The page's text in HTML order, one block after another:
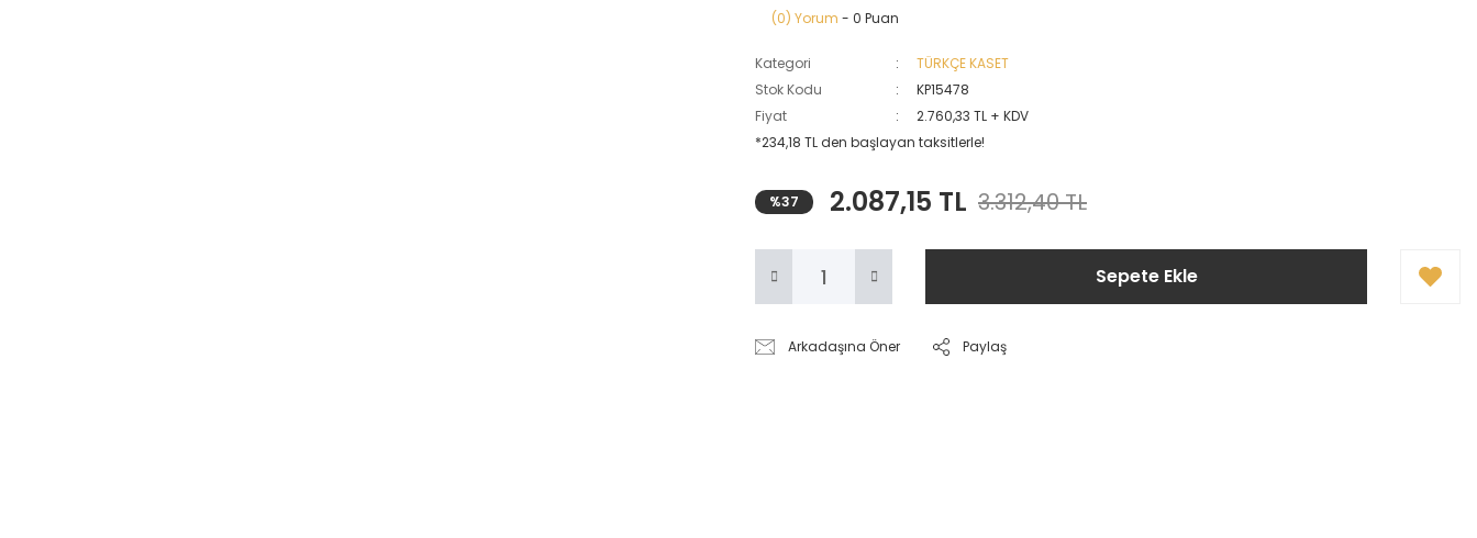
(0) Yorum - 0 Puan
Kategori
TÜRKÇE KASET
Stok Kodu
KP15478
Fiyat
2.760,33 TL + KDV
*234,18 TL den başlayan taksitlerle!
%37 2.087,15 TL 3.312,40 TL
Sepete Ekle
Arkadaşına Öner Paylaş